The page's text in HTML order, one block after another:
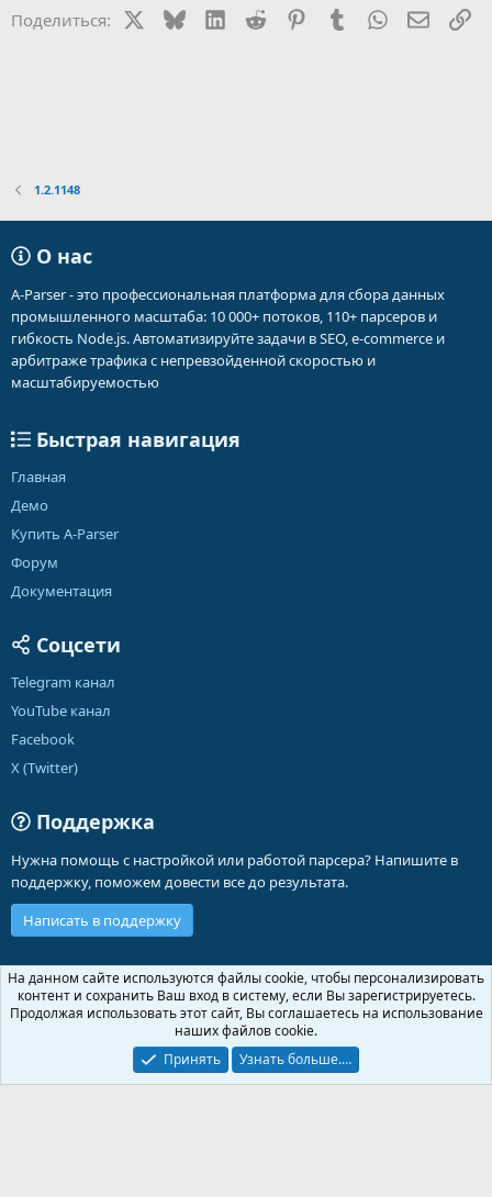
Поделиться: BlueskyLinkedIn
Reddit PinterestTumblr WhatsApp
1.2.1148
О нас
A-Parser - это профессиональная платформа для сбора данных
промышленного масштаба: 10 000+ потоков, 110+ парсеров и
гибкость Node.js. Автоматизируйте задачи в SEO, e-commerce и
арбитраже трафика с непревзойденной скоростью и
масштабируемостью
Быстрая навигация
Главная
Демо
Купить A-Parser
Форум
Документация
Соцсети
Telegram канал
YouTube канал
Facebook
X (Twitter)
Поддержка
Нужна помощь с настройкой или работой парсера? Напишите в
поддержку, поможем довести все до результата.
Написать в поддержку
Russian (RU)
Обратная связь
Условия и правила
Политика конфиденциальности
Помощь
Community platform by XenForo ® © 2010-2026 XenForo Ltd.
На данном сайте используются файлы cookie, чтобы персонализировать
контент и сохранить Ваш вход в систему, если Вы зарегистрируетесь.
Продолжая использовать этот сайт, Вы соглашаетесь на использование
наших файлов cookie.
Принять
Узнать больше.…